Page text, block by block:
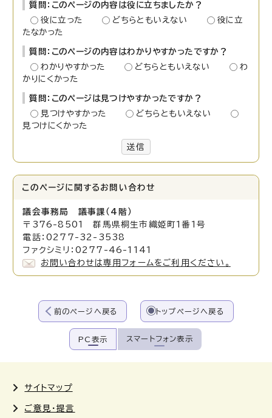
質問：このページの内容は役に立ちましたか？
役に立った
どちらともいえない
役に立
たなかった
質問：このページの内容はわかりやすかったですか？
わかりやすかった
どちらともいえない
わ
かりにくかった
質問：このページは見つけやすかったですか？
見つけやすかった
どちらともいえない
見つけにくかった
送信
このページに関する お問い合わせ
議会事務局 議事課（4階）
〒376-8501 群馬県桐生市織姫町1番1号
電話：0277-32-3538
ファクシミリ：0277-46-1141
お問い合わせは専用フォームをご利用ください。
前のページへ戻る トップページへ戻る
PC表示 スマートフォン表示
サイトマップ
ご意見・提言